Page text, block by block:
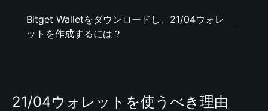
Bitget Walletをダウンロードし、21/04ウォレ
ットを作成するには？
21/04ウォレットを使うべき理由